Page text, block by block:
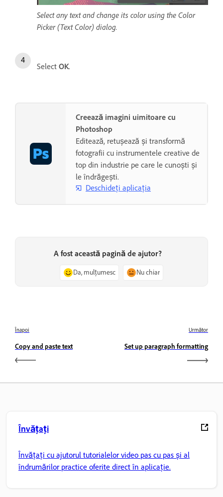
Select any text and change its color using the Color
Picker (Text Color) dialog.
Select OK.
Creează imagini uimitoare cu
Photoshop
Editează, retușează și transformă
fotografii cu instrumentele creative de
top din industrie pe care le cunoști și
le îndrăgești.
Deschideți aplicația
A fost această pagină de ajutor?
Da, mulțumesc Nu chiar
Înapoi
Copy and paste text
Următor
Set up paragraph formatting
Învățați
Învățați cu ajutorul tutorialelor video pas cu pas și al
îndrumărilor practice oferite direct în aplicație.